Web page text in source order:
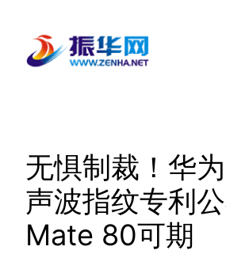
无惧制裁！华
声波指纹专利公
Mate 80可期